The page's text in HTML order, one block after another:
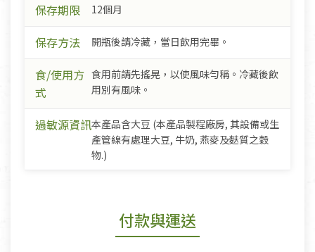
保存期限 12個月
保存方法 開瓶後請冷藏，當日飲用完畢。
食/使用方
式
食用前請先搖晃，以使風味勻稱。冷藏後飲
用別有風味。
過敏源資訊本產品含大豆 (本產品製程廠房, 其設備或生
產管線有處理大豆, 牛奶, 燕麥及麩質之穀
物.)
付款與運送